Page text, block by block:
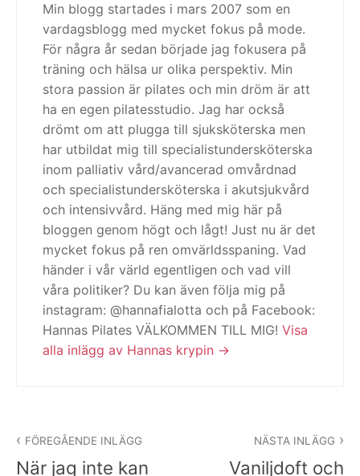
Min blogg startades i mars 2007 som en
vardagsblogg med mycket fokus på mode.
För några år sedan började jag fokusera på
träning och hälsa ur olika perspektiv. Min
stora passion är pilates och min dröm är att
ha en egen pilatesstudio. Jag har också
drömt om att plugga till sjuksköterska men
har utbildat mig till specialistundersköterska
inom palliativ vård/avancerad omvårdnad
och specialistundersköterska i akutsjukvård
och intensivvård. Häng med mig här på
bloggen genom högt och lågt! Just nu är det
mycket fokus på ren omvärldsspaning. Vad
händer i vår värld egentligen och vad vill
våra politiker? Du kan även följa mig på
instagram: @hannafialotta och på Facebook:
Hannas Pilates VÄLKOMMEN TILL MIG! Visa
alla inlägg av Hannas krypin
FÖREGÅENDE INLÄGG
När jag inte kan
NÄSTA INLÄGG
Vaniljdoft och